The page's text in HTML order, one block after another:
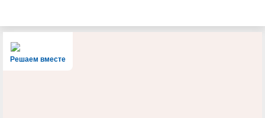
Решаем вместе